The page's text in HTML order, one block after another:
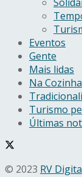
Eventos
Gente
Mais lidas
Na Cozinha
Turismo
Últimas
© 2023 RV